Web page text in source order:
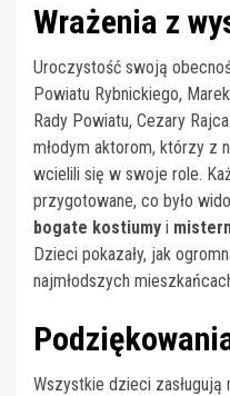
Wrażenia z
Uroczystość swoją
Powiatu Rybnickiego,
Rady Powiatu, Cezary
młodym aktorom, którzy z
wcielili się w swoje role.
przygotowane, co było
bogate kostiumy i
Dzieci pokazały, jak
najmłodszych
Wszystkie dzieci